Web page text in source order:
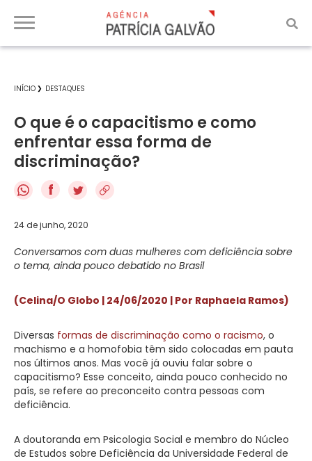
INÍCIO DESTAQUES
O que é o capacitismo e como
enfrentar essa forma de
discriminação?
f
24 de junho, 2020
Conversamos com duas mulheres com deficiência sobre
o tema, ainda pouco debatido no Brasil
(Celina/O Globo | 24/06/2020 | Por Raphaela Ramos)
Diversas formas de discriminação como o racismo, o
machismo e a homofobia têm sido colocadas em pauta
nos últimos anos. Mas você já ouviu falar sobre o
capacitismo? Esse conceito, ainda pouco conhecido no
país, se refere ao preconceito contra pessoas com
deficiência.
A doutoranda em Psicologia Social e membro do Núcleo
de Estudos sobre Deficiência da Universidade Federal de